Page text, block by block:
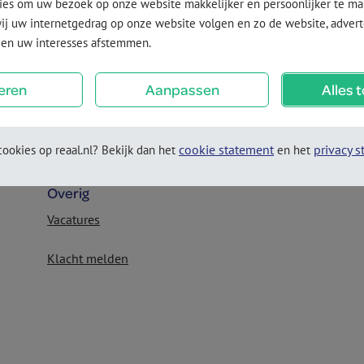
uw internetgedrag op onze website volgen en zo de website,
uw interesses afstemmen.
Alles
Aanpassen
op reaal.nl? Bekijk dan het cookie statement en het privacy
Adviseur
Vind een adviseur
Inloggen partners
Overig
Vacatures
Klacht melden